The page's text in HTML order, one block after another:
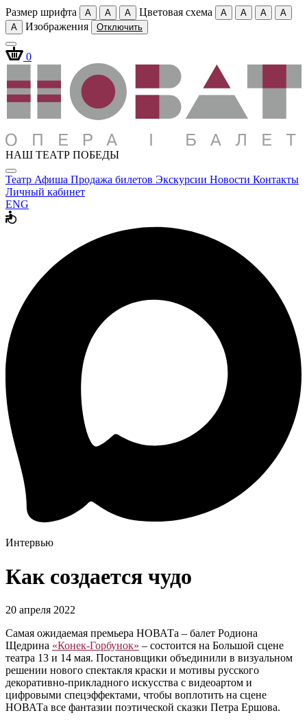
Размер шрифта A A A Цветовая схема A A A
A
A
Изображения Отключить
0
НАШ ТЕАТР ПОБЕДЫ
Театр Афиша Продажа билетов Экскурсии Новости Контакты
Личный кабинет
ENG
Интервью
Как создается чудо
20 апреля 2022
Самая ожидаемая премьера НОВАТа – балет Родиона
Щедрина «Конек-Горбунок» – состоится на Большой сцене
театра 13 и 14 мая. Постановщики объединили в визуальном
решении нового спектакля краски и мотивы русского
декоративно-прикладного искусства с видеоартом и
цифровыми спецэффектами, чтобы воплотить на сцене
НОВАТа все фантазии поэтической сказки Петра Ершова.